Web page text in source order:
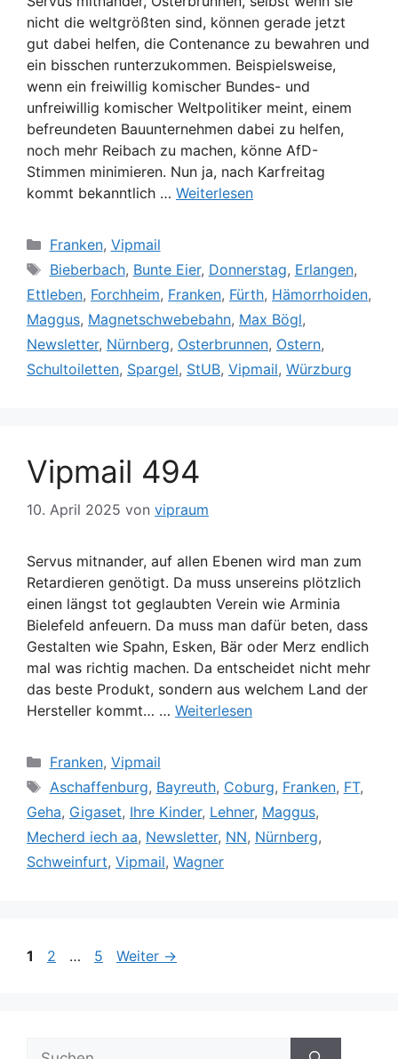
nicht die weltgrößten sind, können gerade jetzt
gut dabei helfen, die Contenance zu bewahren und
ein bisschen runterzukommen. Beispielsweise,
wenn ein freiwillig komischer Bundes- und
unfreiwillig komischer Weltpolitiker meint, einem
befreundeten Bauunternehmen dabei zu helfen,
noch mehr Reibach zu machen, könne AfD-
Stimmen minimieren. Nun ja, nach Karfreitag
kommt bekanntlich … Weiterlesen
Kategorien
Franken, Vipmail
Schlagwörter
Bieberbach, Bunte Eier, Donnerstag, Erlangen,
Ettleben, Forchheim, Franken, Fürth, Hämorrhoiden,
Maggus, Magnetschwebebahn, Max Bögl,
Newsletter, Nürnberg, Osterbrunnen, Ostern,
Schultoiletten, Spargel, StUB, Vipmail, Würzburg
Vipmail 494
10. April 2025 von vipraum
Servus mitnander, auf allen Ebenen wird man zum
Retardieren genötigt. Da muss unsereins plötzlich
einen längst tot geglaubten Verein wie Arminia
Bielefeld anfeuern. Da muss man dafür beten, dass
Gestalten wie Spahn, Esken, Bär oder Merz endlich
mal was richtig machen. Da entscheidet nicht mehr
das beste Produkt, sondern aus welchem Land der
Hersteller kommt… … Weiterlesen
Kategorien
Franken, Vipmail
Schlagwörter
Aschaffenburg, Bayreuth, Coburg, Franken, FT,
Geha, Gigaset, Ihre Kinder, Lehner, Maggus,
Mecherd iech aa, Newsletter, NN, Nürnberg,
Schweinfurt, Vipmail, Wagner
Seite
1 Seite
2 … Seite
5 Weiter →
Suche